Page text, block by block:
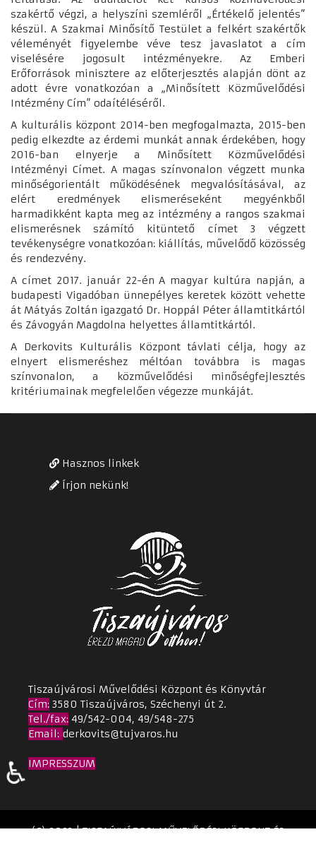
szakértő végzi, a helyszíni szemléről „Értékelő jelentés”
készül. A Szakmai Minősítő Testület a felkért szakértők
véleményét figyelembe véve tesz javaslatot a cím
viselésére jogosult intézményekre. Az Emberi
Erőforrások minisztere az előterjesztés alapján dönt az
adott évre vonatkozóan a „Minősített Közművelődési
Intézmény Cím” odaítéléséről.
A kulturális központ 2014-ben megfogalmazta, 2015-ben
pedig elkezdte az érdemi munkát annak érdekében, hogy
2016-ban elnyerje a Minősített Közművelődési
Intézményi Címet. A magas színvonalon végzett munka
minőségorientált működésének megvalósításával, az
elért eredmények elismeréseként megyénkből
harmadikként kapta meg az intézmény a rangos szakmai
elismerésnek számító kitüntető címet 3 végzett
tevékenységre vonatkozóan: kiállítás, művelődő közösség
és rendezvény.
A címet 2017. január 22-én A magyar kultúra napján, a
budapesti Vigadóban ünnepélyes keretek között vehette
át Mátyás Zoltán igazgató Dr. Hoppál Péter államtitkártól
és Závogyán Magdolna helyettes államtitkártól.
A Derkovits Kulturális Központ távlati célja, hogy az
elnyert elismeréshez méltóan továbbra is magas
színvonalon, a közművelődési minőségfejlesztés
kritériumainak megfelelően végezze munkáját.
Hasznos linkek
Írjon nekünk!
Tiszaújvárosi Művelődési Központ és Könyvtár
Cím: 3580 Tiszaújváros, Széchenyi út 2.
Tel./fax: 49/542-004, 49/548-275
Email: derkovits@tujvaros.hu
IMPRESSZUM
(C) 2023 | TISZAÚJVÁROSI MŰVELŐDÉSI KÖZPONT ÉS